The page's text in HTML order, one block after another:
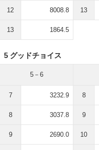
12 8008.8
13 1864.5
13
5 グッドチョイス
5－6
7 3232.9
8 3037.8
9 2690.0
8
9
10